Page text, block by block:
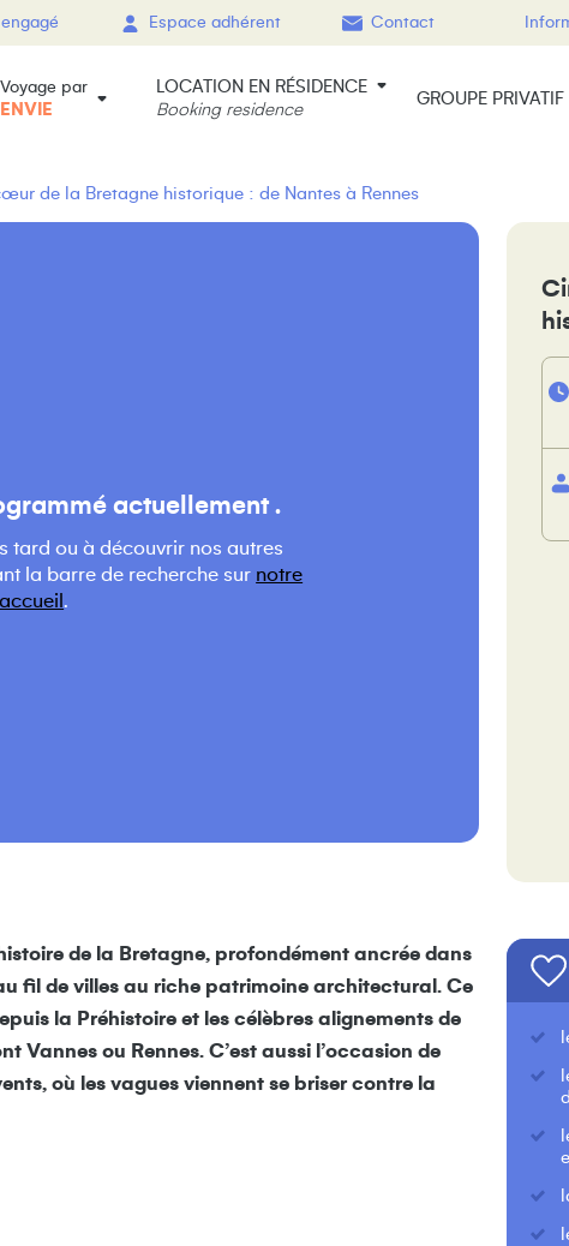
Espace adhérent Contact
Voyage par
ENVIE
LOCATION EN RÉSIDENCE
Booking residence
GROUPE PRIVATIF
de la Bretagne historique : de Nantes à Rennes
actuellement .
tard ou à découvrir nos autres
la barre de recherche sur notre
.
de la Bretagne, profondément ancrée dans
fil de villes au riche patrimoine architectural. Ce
la Préhistoire et les célèbres alignements de
Vannes ou Rennes. C’est aussi l’occasion de
où les vagues viennent se briser contre la